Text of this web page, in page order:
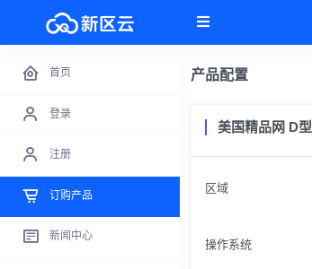
首页
登录
注册
订购产品
新闻中心
产品配置
美国精品网 D型
区域
操作系统